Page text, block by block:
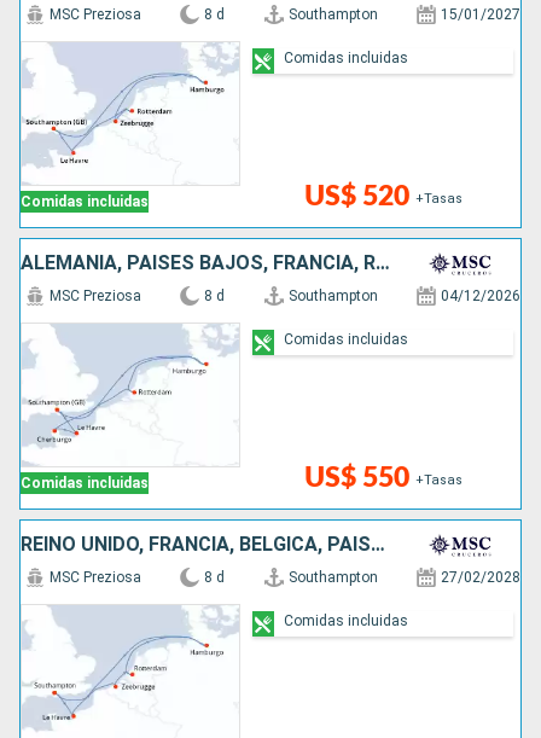
Comidas incluidas
MSC Preziosa 8 d Southampton 15/01/2027
US$ 520 +Tasas
Comidas incluidas
ALEMANIA, PAISES BAJOS, FRANCIA, REINO UNIDO
Comidas incluidas
MSC Preziosa 8 d Southampton 04/12/2026
US$ 550 +Tasas
Comidas incluidas
REINO UNIDO, FRANCIA, BÉLGICA, PAISES BAJOS, ALEMANIA
MSC Preziosa 8 d Southampton 27/02/2028
Comidas incluidas